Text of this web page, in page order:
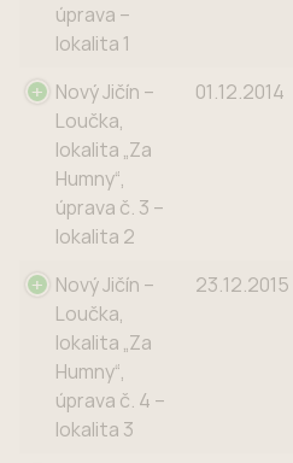
úprava –
lokalita 1
Nový Jičín –
Loučka,
lokalita „Za
Humny“,
úprava č. 3 –
lokalita 2
01.12.2014
Nový Jičín –
Loučka,
lokalita „Za
Humny“,
úprava č. 4 –
lokalita 3
23.12.2015